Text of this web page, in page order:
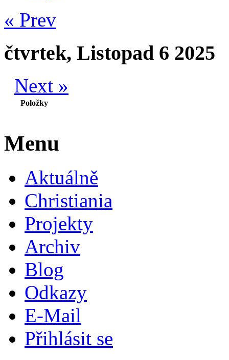
« Prev
čtvrtek, Listopad 6 2025
Next »
Položky
Menu
Aktuálně
Christiania
Projekty
Archiv
Blog
Odkazy
E-Mail
Přihlásit se